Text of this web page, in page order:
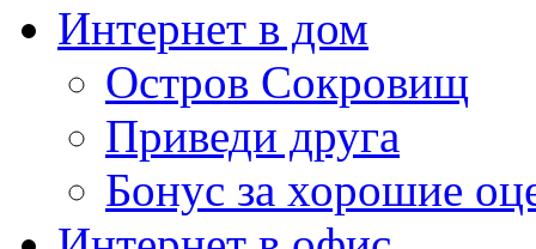
Интернет в дом
Остров Сокровищ
Приведи друга
Бонус за хорошие